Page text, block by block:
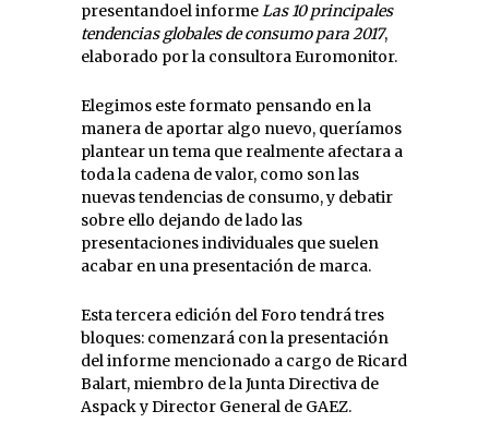
presentandoel informeLas 10 principales
tendencias globales de consumo para 2017,
elaborado por la consultora Euromonitor.
Elegimos este formato pensando en la
manera de aportar algo nuevo, queríamos
plantear un tema que realmente afectara a
toda la cadena de valor, como son las
nuevas tendencias de consumo, y debatir
sobre ello dejando de lado las
presentaciones individuales que suelen
acabar en una presentación de marca.
Esta tercera edición del Foro tendrá tres
bloques: comenzará con la presentación
del informe mencionado a cargo de Ricard
Balart, miembro de la Junta Directiva de
Aspack y Director General de GAEZ.